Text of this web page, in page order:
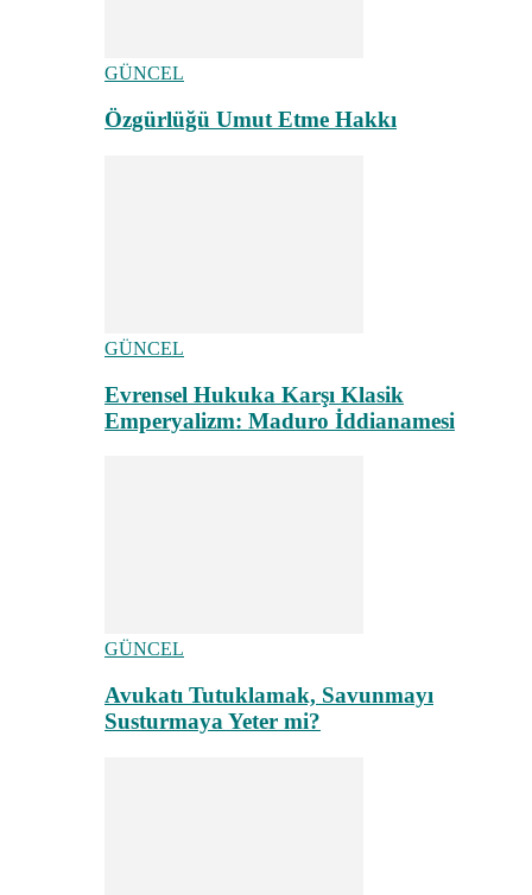
GÜNCEL
Özgürlüğü Umut Etme Hakkı
GÜNCEL
Evrensel Hukuka Karşı Klasik
Emperyalizm: Maduro İddianamesi
GÜNCEL
Avukatı Tutuklamak, Savunmayı
Susturmaya Yeter mi?